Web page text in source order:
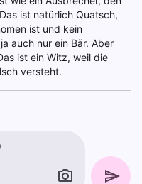
ist natürlich Quatsch,
ist und kein
auch nur ein Bär. Aber
ist ein Witz, weil die
versteht.